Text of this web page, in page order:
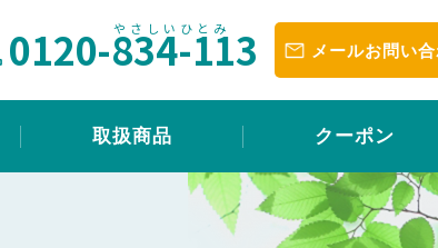
0120-834-113 メールお問い
取扱商品 クーポン